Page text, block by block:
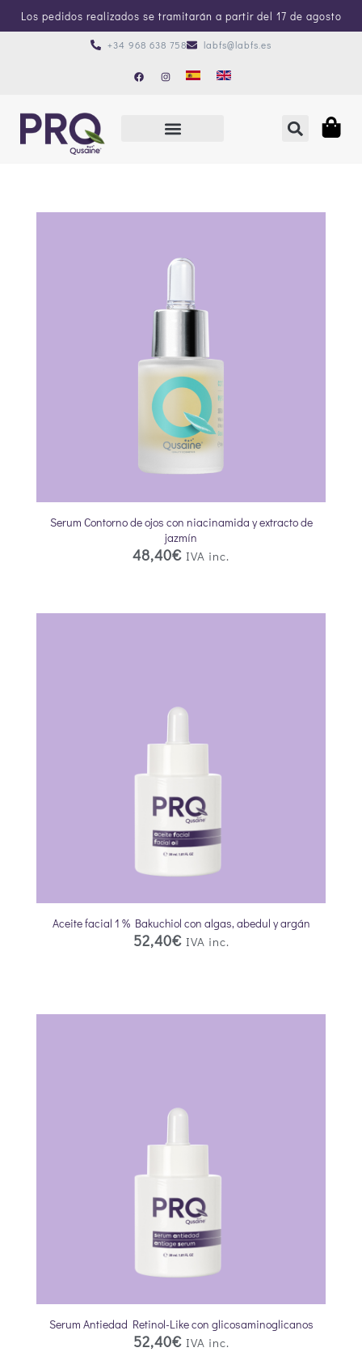
Los pedidos realizados se tramitarán a partir del 17 de agosto
+34 968 638 758 labfs@labfs.es
Serum Contorno de ojos con niacinamida y extracto de
jazmín
48,40€ IVA inc.
Aceite facial 1 % Bakuchiol con algas, abedul y argán
52,40€ IVA inc.
Serum Antiedad Retinol-Like con glicosaminoglicanos
52,40€ IVA inc.